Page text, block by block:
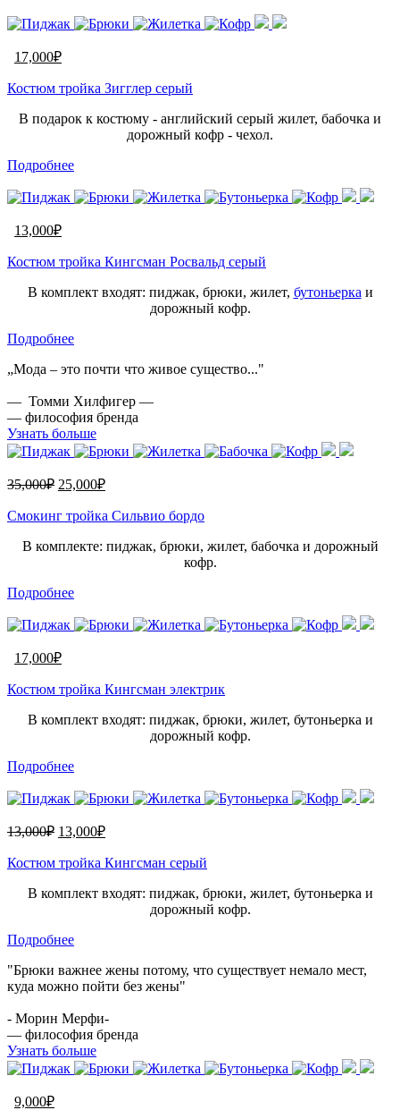
17,000₽
Костюм тройка Зигглер серый
В подарок к костюму - английский серый жилет, бабочка и
дорожный кофр - чехол.
Подробнее
13,000₽
Костюм тройка Кингсман Росвальд серый
В комплект входят: пиджак, брюки, жилет, бутоньерка и
дорожный кофр.
Подробнее
„Мода – это почти что живое существо..."
— Томми Хилфигер —
— философия бренда
Узнать больше
35,000₽ 25,000₽
Смокинг тройка Сильвио бордо
В комплекте: пиджак, брюки, жилет, бабочка и дорожный
кофр.
Подробнее
17,000₽
Костюм тройка Кингсман электрик
В комплект входят: пиджак, брюки, жилет, бутоньерка и
дорожный кофр.
Подробнее
13,000₽ 13,000₽
Костюм тройка Кингсман серый
В комплект входят: пиджак, брюки, жилет, бутоньерка и
дорожный кофр.
Подробнее
"Брюки важнее жены потому, что существует немало мест,
куда можно пойти без жены"
- Морин Мерфи-
— философия бренда
Узнать больше
9,000₽